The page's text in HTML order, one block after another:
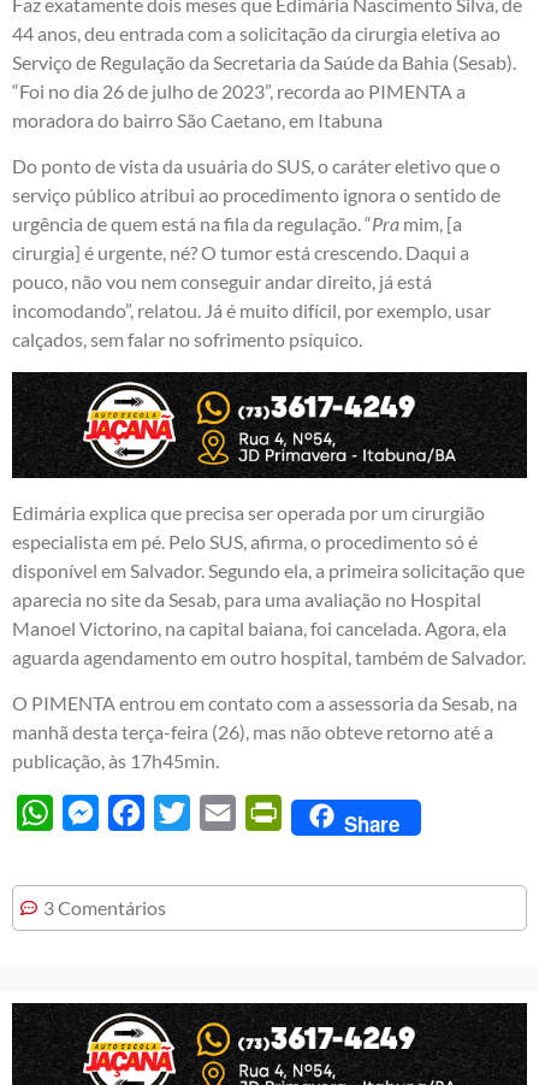
44 anos, deu entrada com a solicitação da cirurgia eletiva ao
Serviço de Regulação da Secretaria da Saúde da Bahia (Sesab).
“Foi no dia 26 de julho de 2023”, recorda ao PIMENTA a
moradora do bairro São Caetano, em Itabuna
Do ponto de vista da usuária do SUS, o caráter eletivo que o
serviço público atribui ao procedimento ignora o sentido de
urgência de quem está na fila da regulação. “Pra mim, [a
cirurgia] é urgente, né? O tumor está crescendo. Daqui a
pouco, não vou nem conseguir andar direito, já está
incomodando”, relatou. Já é muito difícil, por exemplo, usar
calçados, sem falar no sofrimento psíquico.
Edimária explica que precisa ser operada por um cirurgião
especialista em pé. Pelo SUS, afirma, o procedimento só é
disponível em Salvador. Segundo ela, a primeira solicitação que
aparecia no site da Sesab, para uma avaliação no Hospital
Manoel Victorino, na capital baiana, foi cancelada. Agora, ela
aguarda agendamento em outro hospital, também de Salvador.
O PIMENTA entrou em contato com a assessoria da Sesab, na
manhã desta terça-feira (26), mas não obteve retorno até a
publicação, às 17h45min.
WhatsAppMessengerFacebook
Twitter Email PrintFriendly
Share
3 Comentários